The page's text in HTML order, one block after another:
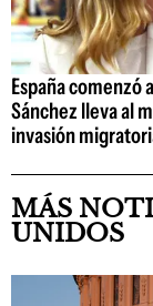
España comenzó
Sánchez lleva al
invasión
MÁS
UNIDOS